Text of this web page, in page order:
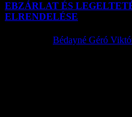
EBZÁRLAT ÉS
ELRENDELÉSE
Bédayné Géró